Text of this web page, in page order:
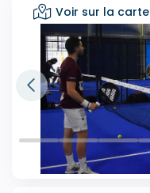
Voir sur la carte